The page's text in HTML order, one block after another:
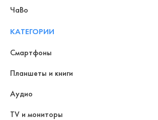
ЧаВо
КАТЕГОРИИ
Смартфоны
Планшеты и книги
Аудио
TV и мониторы